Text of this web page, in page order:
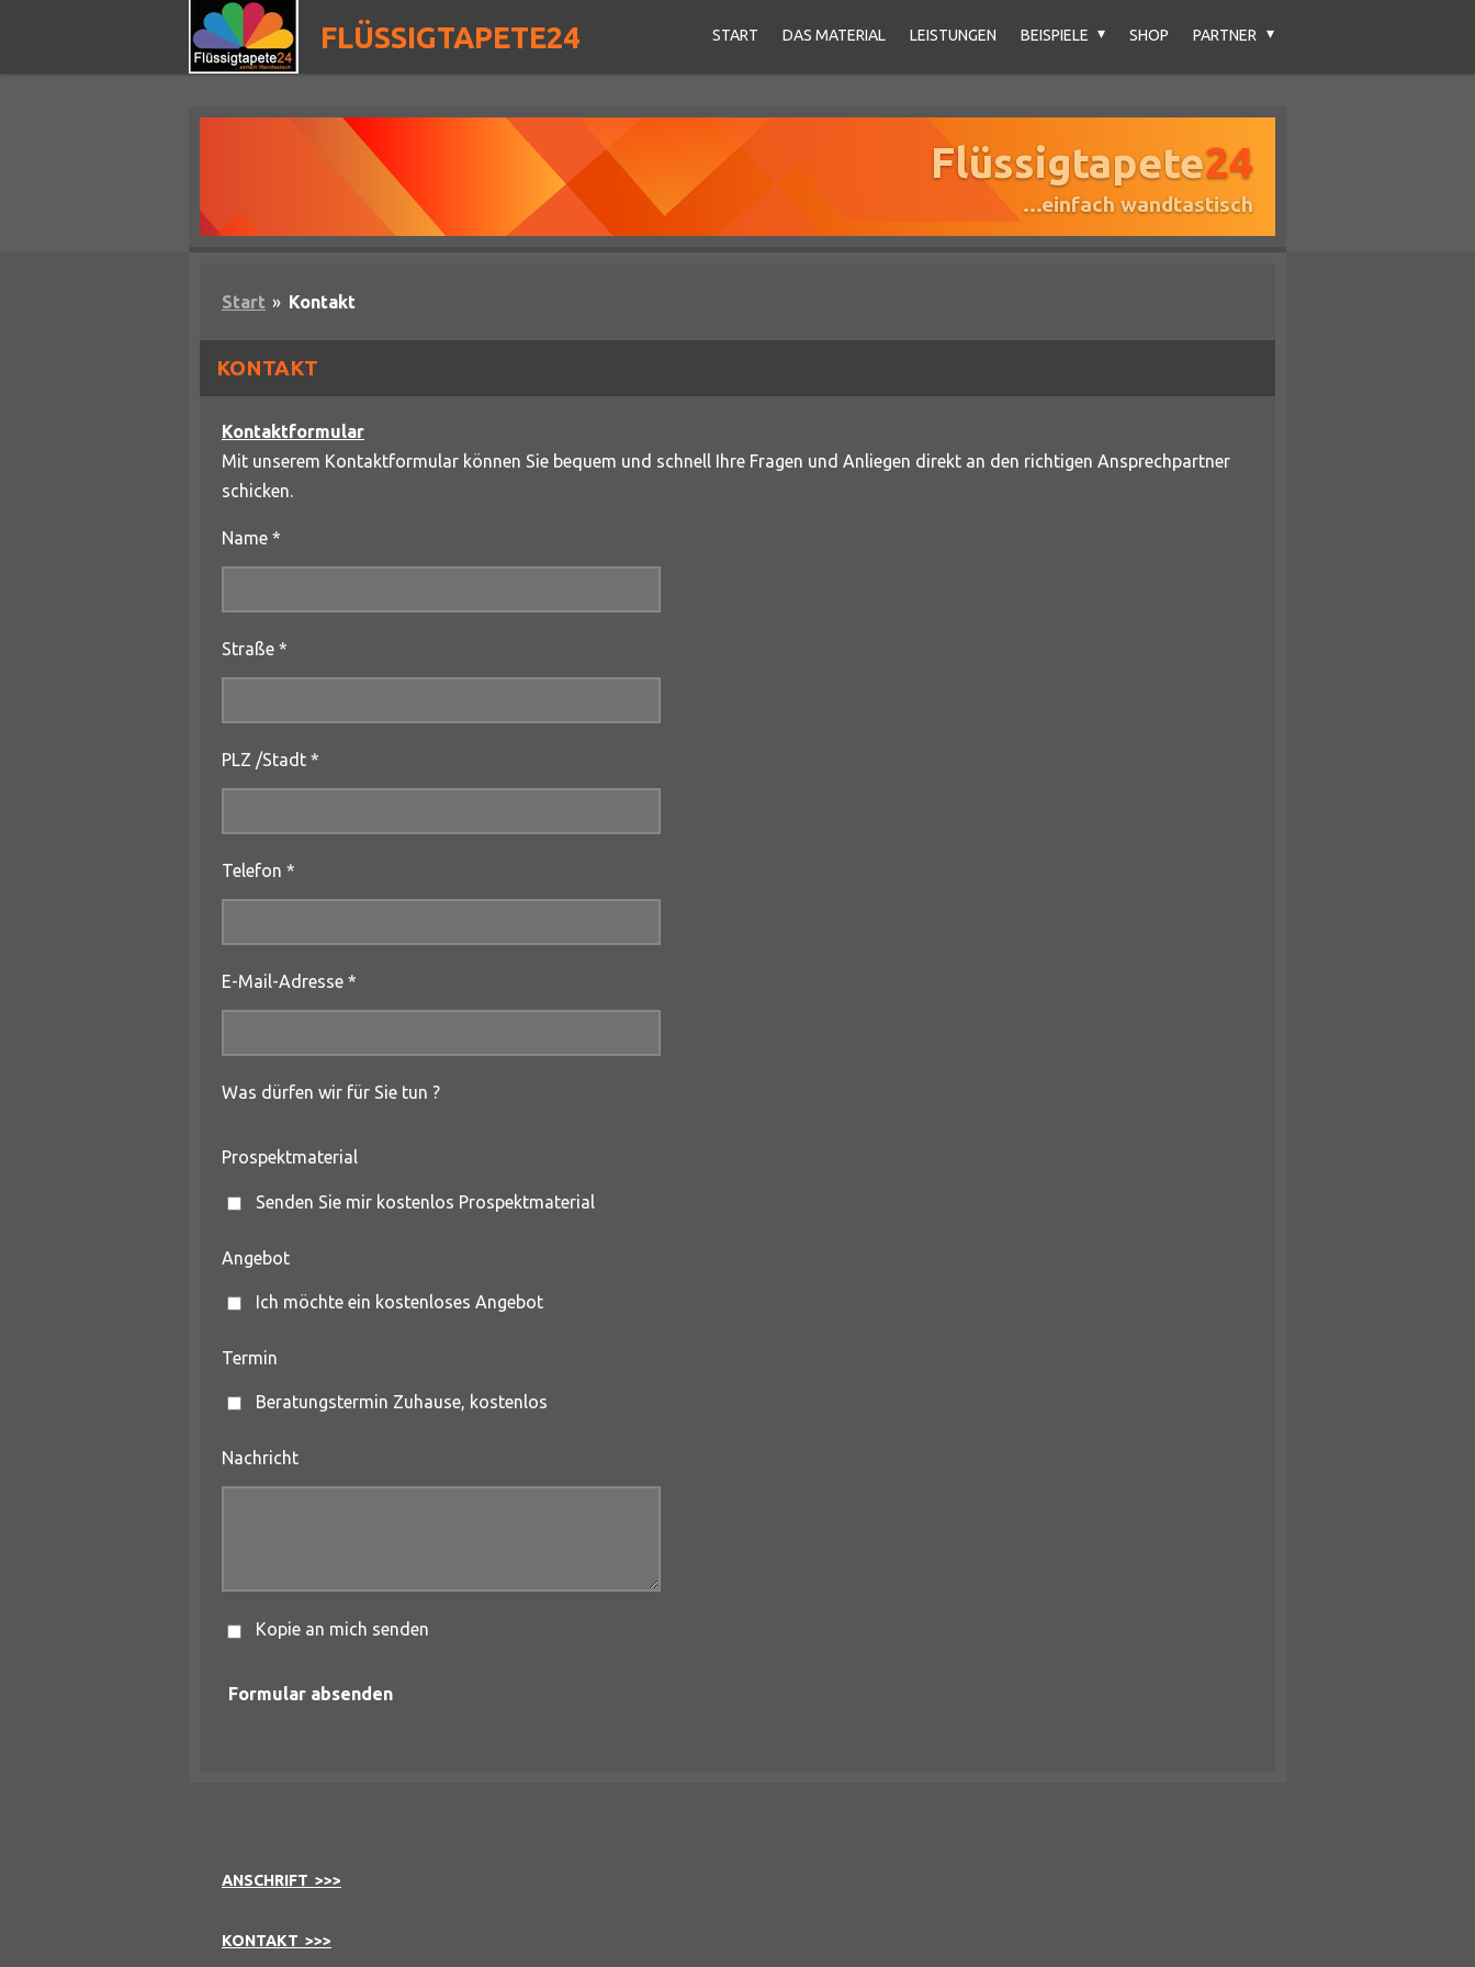
FLÜSSIGTAPETE24 START DAS MATERIAL LEISTUNGEN BEISPIELE SHOP PARTNER
Flüssigtapete24
...einfach wandtastisch
Start » Kontakt
KONTAKT
Kontaktformular
Mit unserem Kontaktformular können Sie bequem und schnell Ihre Fragen und Anliegen direkt an den richtigen Ansprechpartner
schicken.
Name *
Straße *
PLZ /Stadt *
Telefon *
E-Mail-Adresse *
Was dürfen wir für Sie tun ?
Prospektmaterial
Senden Sie mir kostenlos Prospektmaterial
Angebot
Ich möchte ein kostenloses Angebot
Termin
Beratungstermin Zuhause, kostenlos
Nachricht
Kopie an mich senden
Formular absenden
ANSCHRIFT >>>
KONTAKT >>>